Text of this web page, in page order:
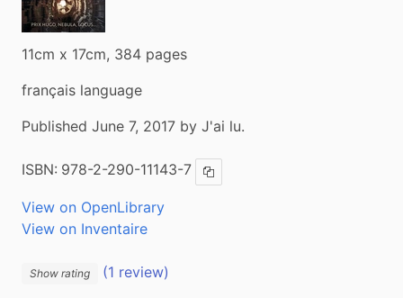
11cm x 17cm, 384 pages
français language
Published June 7, 2017 by J'ai lu.
ISBN: 978-2-290-11143-7 Copy ISBN
View on OpenLibrary
View on Inventaire
Show rating
(1 review)